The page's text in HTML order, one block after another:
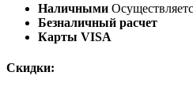
Наличными
Безналичный расчет
Карты VISA
Скидки: